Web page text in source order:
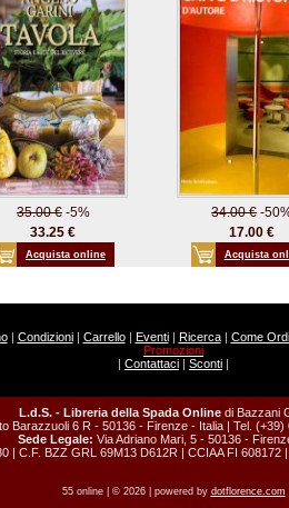
35.00 €-5%
33.25 €
Acquista online
34.00 €-
17.00 €
Acquista
| Condizioni| Carrello| Eventi| Ricerca| Come
Promozioni
| Contattaci | Sconti |
L.d.S. - Libreria della Spada Online di Bazzani
Barazzuoli 6 R - 50136 - Firenze - Italia | Tel.
Sede Legale: Via Adriano Mari, 5 - 50136 -
| C.F. BZZ GRL 69M13 D612R | CCIAA FI 608172 |
55 online | © 2026 | powered by dotflorence.com